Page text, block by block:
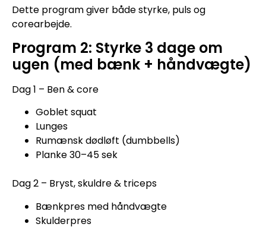
Dette program giver både styrke, puls og
corearbejde.
Program 2: Styrke 3 dage om
ugen (med bænk + håndvægte)
Dag 1 – Ben & core
Goblet squat
Lunges
Rumænsk dødløft (dumbbells)
Planke 30–45 sek
Dag 2 – Bryst, skuldre & triceps
Bænkpres med håndvægte
Skulderpres